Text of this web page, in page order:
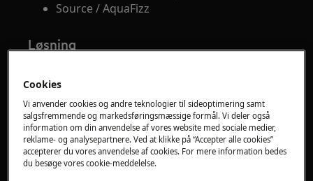
Source / AquaFizz
Løsning
på slangen.
Trække skabet ud og
undersøg tilløbsslangen for knæk.
Kontroller filter i tilløbsslangen
Dette kontrolleres ved at lukke for vandet
Cookies
Vi anvender cookies og andre teknologier til sideoptimering samt
salgsfremmende og markedsføringsmæssige formål. Vi deler også
information om din anvendelse af vores website med sociale medier,
reklame- og analysepartnere. Ved at klikke på “Accepter alle cookies”
accepterer du vores anvendelse af cookies. For mere information bedes
du besøge vores cookie-meddelelse.